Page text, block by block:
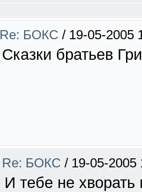
Re: БОКС / 19-05-2005
Сказки братьев
Re: БОКС / 19-05-2005
И тебе не